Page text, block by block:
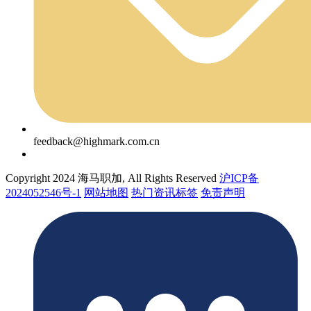
feedback@highmark.com.cn
Copyright 2024 海马职加, All Rights Reserved 沪ICP备
2024052546号-1 网站地图 热门资讯标签 免责声明